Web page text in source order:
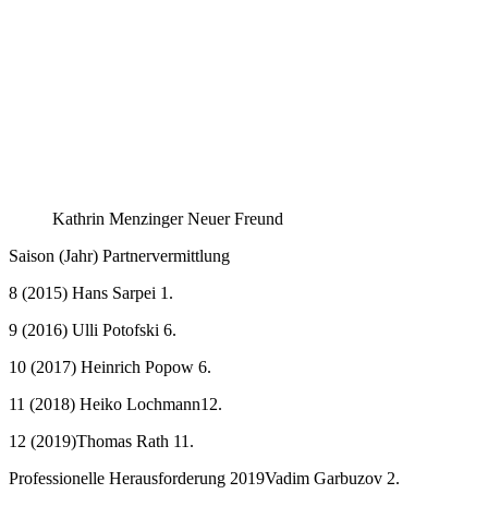
Kathrin Menzinger Neuer Freund
Saison (Jahr) Partnervermittlung
8 (2015) Hans Sarpei 1.
9 (2016) Ulli Potofski 6.
10 (2017) Heinrich Popow 6.
11 (2018) Heiko Lochmann12.
12 (2019)Thomas Rath 11.
Professionelle Herausforderung 2019Vadim Garbuzov 2.